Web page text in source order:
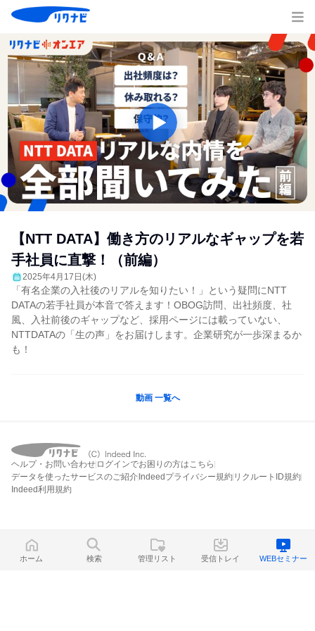
【NTT DATA】働き方のリアルなギャップを若
手社員に直撃！（前編）
2025年4月17日(木)
「有名企業の入社後のリアルを知りたい！」という疑問にNTT
DATAの若手社員が本音で答えます！OBOG訪問、出社頻度、社
風、入社前後のギャップなど、採用ページには載っていない、
NTTDATAの「生の声」をお届けします。企業研究が一歩深まるか
も！
動画 一覧へ
ヘルプ・お問い合わせ ログインでお困りの方はこちら
データを使ったサービスのご紹介 Indeedプライバシー規約 リクルートID規約
Indeed利用規約
ホーム 検索 管理リスト 受信トレイ WEBセミナー
ホーム 検索 管理リスト 受信トレイ WEBセミナー